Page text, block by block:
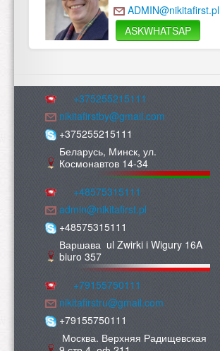
ADMIN@nikitafirst.pl
ASKWHATSAP
+375255215111
nikitafirstby@gmail.com
+375255215111
Беларусь, Минск, ул.
Космонавтов 14-34
+48575315111
admin@nikitafirst.pl
+48575315111
Варшава ul Zwirki i Wigury 16A
biuro 357
+79155750111
nikitafirstru@gmail.com
+79155750111
Москва. Верхняя Радищевская